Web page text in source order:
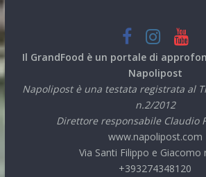
Il GrandFood è un portale di
Napolipost
Napolipost è una testata registrata al
n.2/2012
Direttore responsabile Claudio
www.napolipost.com
Via Santi Filippo e Giacomo
+393274348120